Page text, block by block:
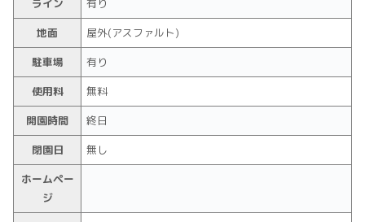
地面
屋外(アスファルト)
駐車場
有り
使用料
無料
開園時間
終日
閉園日
無し
ホームペー
ジ